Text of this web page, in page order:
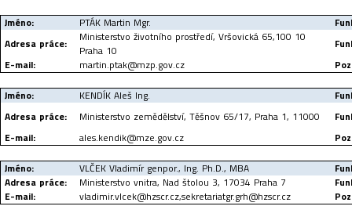
Jméno: PTÁK Martin Mgr.
Adresa práce:
Ministerstvo životního prostředí, Vršovická 65,100 10
Praha 10
E-mail:
martin.ptak@mzp.gov.cz
Jméno: KENDÍK Aleš Ing.
Adresa práce:
Ministerstvo zemědělství, Těšnov 65/17, Praha 1, 11000
E-mail:
ales.kendik@mze.gov.cz
Jméno: VLČEK Vladimír genpor., Ing. Ph.D., MBA
Adresa práce:
Ministerstvo vnitra, Nad štolou 3, 17034 Praha 7
E-mail:
vladimir.vlcek@hzscr.cz,sekretariatgr.grh@hzscr.cz